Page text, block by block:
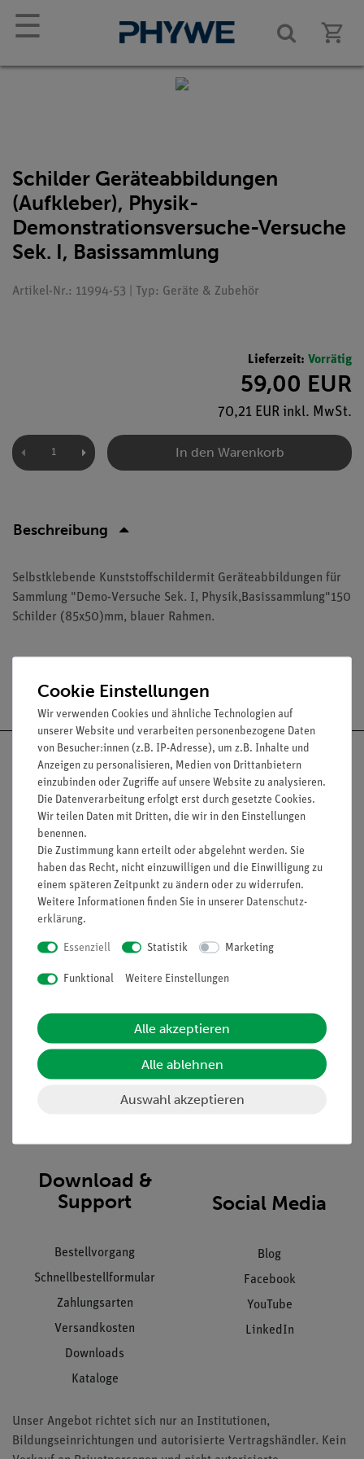
☰
Schilder Geräteabbildungen
(Aufkleber), Physik-
Demonstrationsversuche-Versuche
Sek. I, Basissammlung
Artikel-Nr.: 11994-53 | Typ: Geräte & Zubehör
Lieferzeit: Vorrätig
59,00 EUR
70,21 EUR inkl. MwSt.
In den Warenkorb
Beschreibung
Selbstklebende Kunststoffschildermit Geräteabbildungen für
Sammlung "Demo-Versuche Sek. I, Physik,Basissammlung"150
Schilder (85x50)mm, blauer Rahmen.
Versandkostenfrei ab 300,- €
Nach oben
Informationen
Presse
Stellenangebote
Hinweisgeberschutz
Service
Inventarisierungs- &
Inbetriebnahme & Schulungen
Download &
Support
Bestellvorgang
Schnellbestellformular
Zahlungsarten
Versandkosten
Downloads
Kataloge
Social Media
Blog
Facebook
YouTube
LinkedIn
Unser Angebot richtet sich nur an Institutionen,
Bildungseinrichtungen und autorisierte Vertragshändler. Kein
Cookie Einstellungen
Wir verwenden Cookies und ähnliche Technologien auf
unserer Website und verarbeiten personenbezogene Daten
von Besucher:innen (z.B. IP-Adresse), um z.B. Inhalte und
Anzeigen zu personalisieren, Medien von Drittanbietern
einzubinden oder Zugriffe auf unsere Website zu analysieren.
Die Datenverarbeitung erfolgt erst durch gesetzte Cookies.
Wir teilen Daten mit Dritten, die wir in den Einstellungen
benennen.
Die Zustimmung kann erteilt oder abgelehnt werden. Sie
haben das Recht, nicht einzuwilligen und die Einwilligung zu
einem späteren Zeitpunkt zu ändern oder zu widerrufen.
Weitere Informationen finden Sie in unserer Daten­schutz­
erklärung.
Essenziell Statistik Marketing
Funktional Weitere Einstellungen
Alle akzeptieren
Alle ablehnen
Auswahl akzeptieren